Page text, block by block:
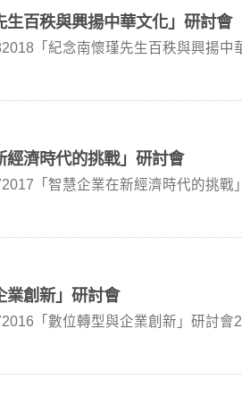
生百秩與興揚中華文化」研討會
「紀念南懷瑾先生百秩與興揚中
經濟時代的挑戰」研討會
「智慧企業在新經濟時代的挑戰
業創新」研討會
「數位轉型與企業創新」研討會